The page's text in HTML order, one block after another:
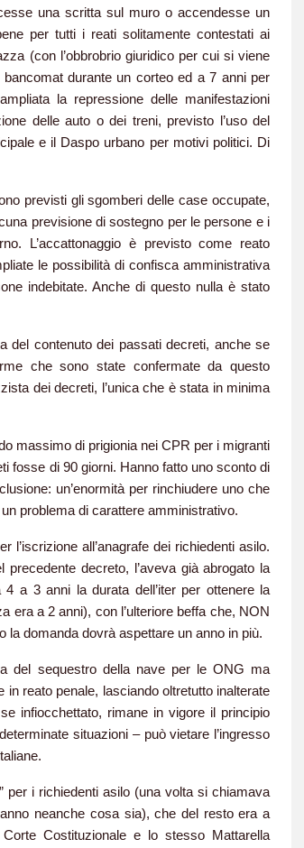
una scritta sul muro o accendesse un
per tutti i reati solitamente contestati ai
(con l’obbrobrio giuridico per cui si viene
durante un corteo ed a 7 anni per
la repressione delle manifestazioni
delle auto o dei treni, previsto l’uso del
e il Daspo urbano per motivi politici. Di
previsti gli sgomberi delle case occupate,
previsione di sostegno per le persone e i
L’accattonaggio è previsto come reato
le possibilità di confisca amministrativa
indebitate. Anche di questo nulla è stato
del contenuto dei passati decreti, anche se
che sono state confermate da questo
dei decreti, l’unica che è stata in minima
massimo di prigionia nei CPR per i migranti
fosse di 90 giorni. Hanno fatto uno sconto di
un’enormità per rinchiudere uno che
problema di carattere amministrativo.
l’iscrizione all’anagrafe dei richiedenti asilo.
decreto, l’aveva già abrogato la
a 3 anni la durata dell’iter per ottenere la
era a 2 anni), con l’ulteriore beffa che, NON
la domanda dovrà aspettare un anno in più.
del sequestro della nave per le ONG ma
reato penale, lasciando oltretutto inalterate
infiocchettato, rimane in vigore il principio
situazioni – può vietare l’ingresso
per i richiedenti asilo (una volta si chiamava
neanche cosa sia), che del resto era a
Costituzionale e lo stesso Mattarella